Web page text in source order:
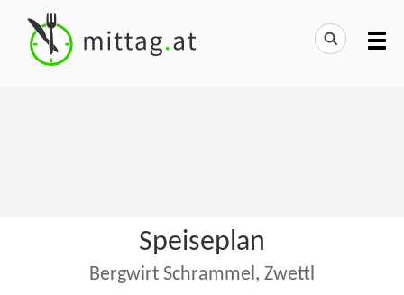
Speiseplan
Bergwirt Schrammel, Zwettl